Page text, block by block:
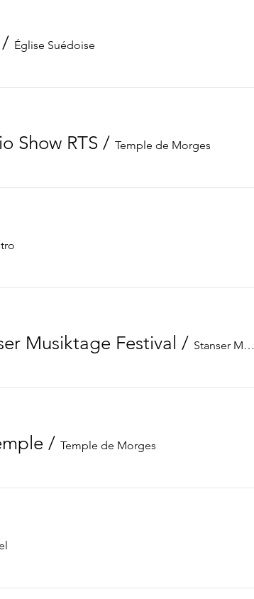
/ Église Suédoise
Show RTS / Temple de Morges
Musiktage Festival / Stanser Musiktage
/ Temple de Morges